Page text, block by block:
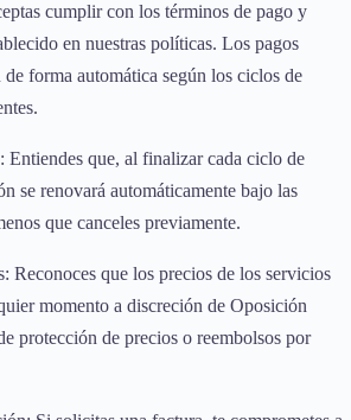
cumplir con los términos de pago y
en nuestras políticas. Los pagos
de forma automática según los ciclos de
Entiendes que, al finalizar cada ciclo de
se renovará automáticamente bajo las
que canceles previamente.
Reconoces que los precios de los servicios
momento a discreción de Oposición
protección de precios o reembolsos por